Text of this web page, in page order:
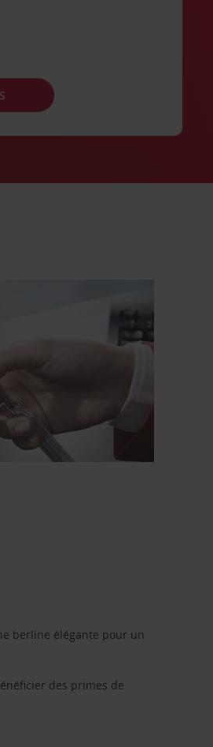
berline élégante pour un
des primes de